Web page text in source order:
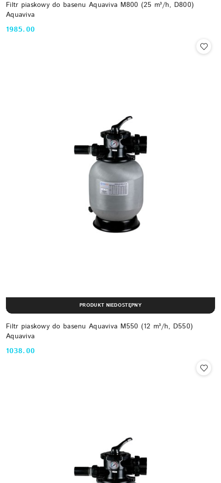
Filtr piaskowy do basenu Aquaviva M800 (25 m³/h, D800)
Aquaviva
Cena:
1985.00
Filtr piaskowy do basenu Aquaviva M550 (12 m³/h, D550)
Aquaviva
Cena:
1038.00
PRODUKT NIEDOSTĘPNY